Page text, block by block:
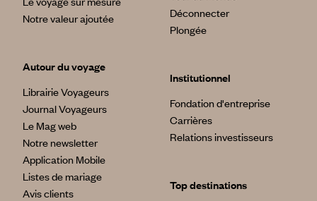
Notre valeur ajoutée
Autour du voyage
Librairie Voyageurs
Journal Voyageurs
Le Mag web
Notre newsletter
Application Mobile
Listes de mariage
Avis clients
Déconnecter
Plongée
Institutionnel
Fondation d'entreprise
Carrières
Relations investisseurs
Top destinations